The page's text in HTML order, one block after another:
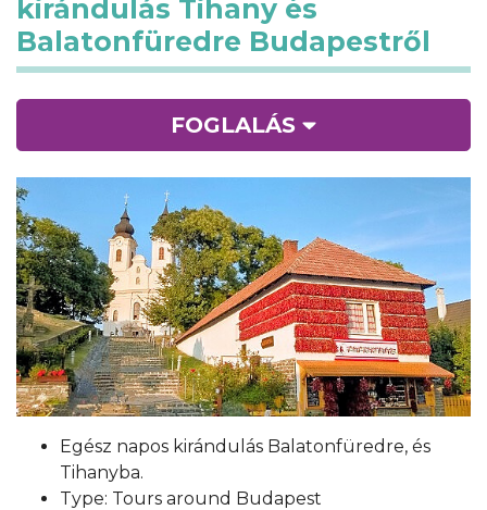
kirándulás Tihany és
Balatonfüredre Budapestről
Egész napos kirándulás Balatonfüredre, és
Tihanyba.
Type: Tours around Budapest
FOGLALÁS